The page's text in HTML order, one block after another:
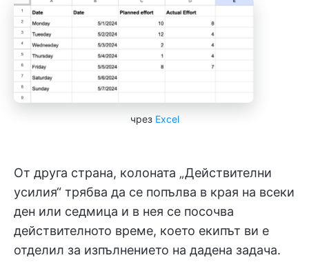
чрез Excel
От друга страна, колоната „Действителни
усилия“ трябва да се попълва в края на всеки
ден или седмица и в нея се посочва
действителното време, което екипът ви е
отделил за изпълнението на дадена задача.